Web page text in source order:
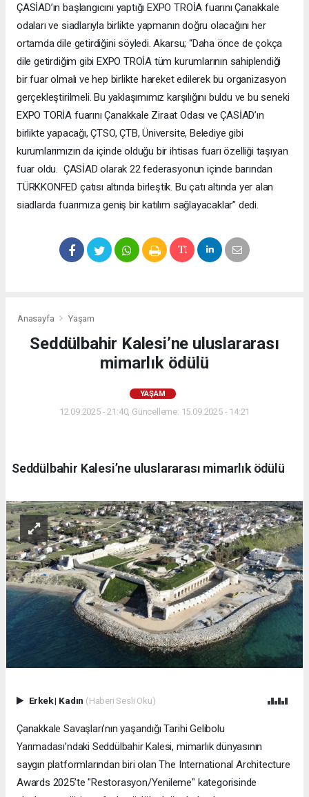
ÇASİAD’ın başlangıcını yaptığı EXPO TROİA fuarını Çanakkale
odaları ve siadlarıyla birlikte yapmanın doğru olacağını her
ortamda dile getirdiğini söyledi. Akarsu; “Daha önce de çokça
dile getirdiğim gibi EXPO TROİA tüm kurumlarının sahiplendiği
bir fuar olmalı ve hep birlikte hareket edilerek bu organizasyon
gerçekleştirilmeli. Bu yaklaşımımız karşılığını buldu ve bu seneki
EXPO TORİA fuarını Çanakkale Ziraat Odası ve ÇASİAD’ın
birlikte yapacağı, ÇTSO, ÇTB, Üniversite, Belediye gibi
kurumlarımızın da içinde olduğu bir ihtisas fuarı özelliği taşıyan
fuar oldu. ÇASİAD olarak 22 federasyonun içinde barından
TÜRKKONFED çatısı altında birleştik. Bu çatı altında yer alan
siadlarda fuarımıza geniş bir katılım sağlayacaklar” dedi.
Anasayfa Yaşam
Seddülbahir Kalesi’ne uluslararası
mimarlık ödülü
YAŞAM
12.09.2025 - 21:40, Güncelleme: 15.09.2025 - 14:21
Seddülbahir Kalesi’ne uluslararası mimarlık ödülü
Erkek| Kadın (Haberi Sesli Oku)
Çanakkale Savaşları’nın yaşandığı Tarihi Gelibolu
Yarımadası’ndaki Seddülbahir Kalesi, mimarlık dünyasının
saygın platformlarından biri olan The International Architecture
Awards 2025’te "Restorasyon/Yenileme" kategorisinde